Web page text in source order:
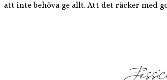
att inte behöva ge allt. Att det räcker med